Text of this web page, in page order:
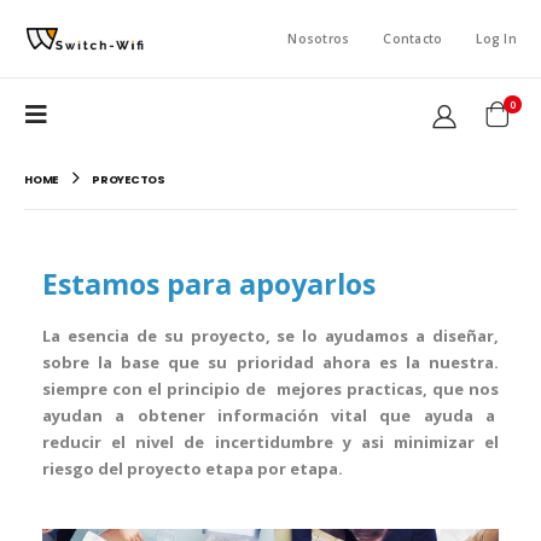
Nosotros Contacto Log In
0
HOME PROYECTOS
Estamos para apoyarlos
La esencia de su proyecto, se lo ayudamos a diseñar,
sobre la base que su prioridad ahora es la nuestra.
siempre con el principio de mejores practicas, que nos
ayudan a obtener información vital que ayuda a
reducir el nivel de incertidumbre y asi minimizar el
riesgo del proyecto etapa por etapa.